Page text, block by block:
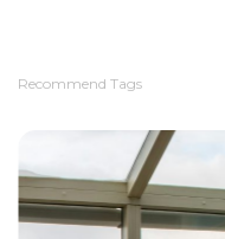
Recommend Tags